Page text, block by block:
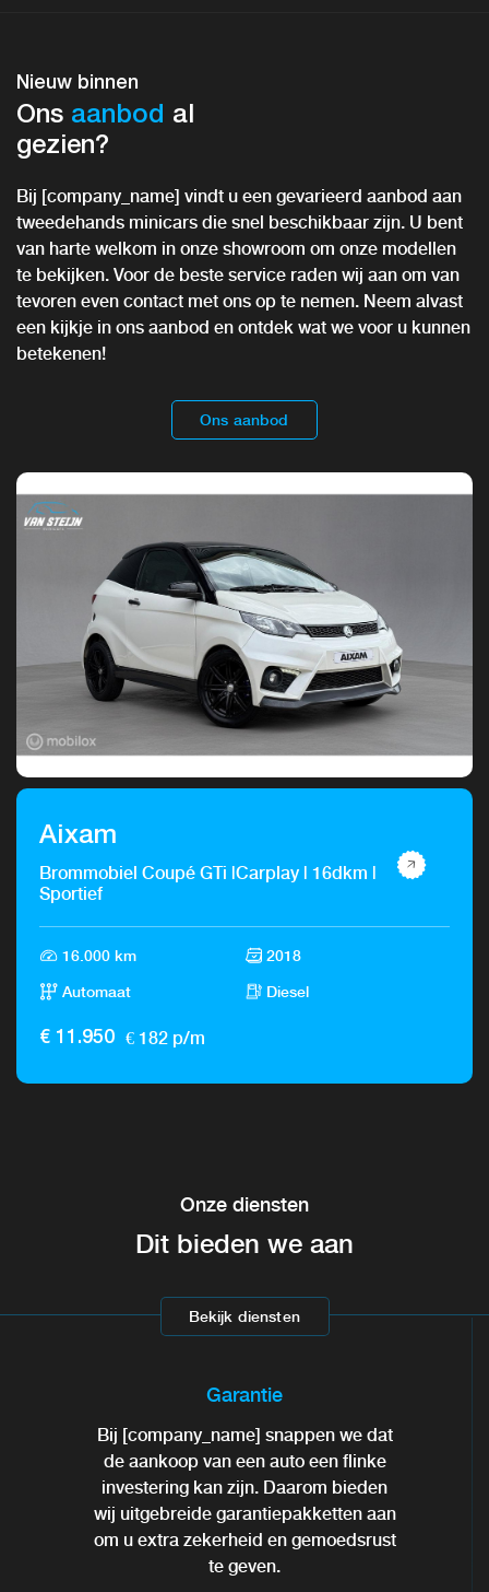
Nieuw binnen
Ons aanbod al
gezien?
Bij [company_name] vindt u een gevarieerd aanbod aan
tweedehands minicars die snel beschikbaar zijn. U bent
van harte welkom in onze showroom om onze modellen
te bekijken. Voor de beste service raden wij aan om van
tevoren even contact met ons op te nemen. Neem alvast
een kijkje in ons aanbod en ontdek wat we voor u kunnen
betekenen!
Ons aanbod
Aixam
Brommobiel Coupé GTi |Carplay | 16dkm |
Sportief
16.000 km 2018
Automaat Diesel
€ 11.950 € 182 p/m
Onze diensten
Dit bieden we aan
Bekijk diensten
Garantie
Bij [company_name] snappen we dat
de aankoop van een auto een flinke
investering kan zijn. Daarom bieden
wij uitgebreide garantiepakketten aan
om u extra zekerheid en gemoedsrust
te geven.